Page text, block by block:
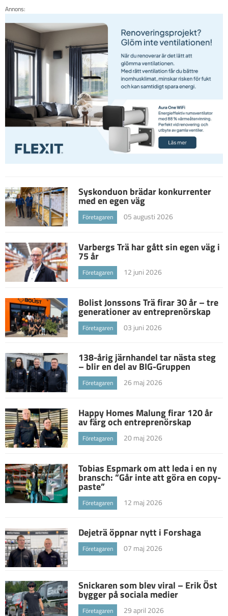
Annons:
Syskonduon brädar konkurrenter
med en egen väg
Företagaren 05 augusti 2026
Varbergs Trä har gått sin egen väg i
75 år
Företagaren 12 juni 2026
Bolist Jonssons Trä firar 30 år – tre
generationer av entreprenörskap
Företagaren 03 juni 2026
138-årig järnhandel tar nästa steg
– blir en del av BIG-Gruppen
Företagaren 26 maj 2026
Happy Homes Malung firar 120 år
av färg och entreprenörskap
Företagaren 20 maj 2026
Tobias Espmark om att leda i en ny
bransch: ”Går inte att göra en copy-
paste”
Företagaren 12 maj 2026
Dejeträ öppnar nytt i Forshaga
Företagaren 07 maj 2026
Snickaren som blev viral – Erik Öst
bygger på sociala medier
Företagaren 29 april 2026